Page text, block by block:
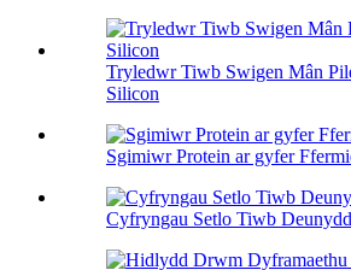
Tryledwr Tiwb Swigen Mân
Silicon
Sgimiwr Protein ar gyfer
Cyfryngau Setlo Tiwb